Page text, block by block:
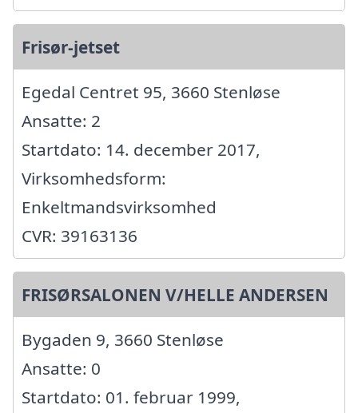
Frisør-jetset
Egedal Centret 95, 3660 Stenløse
Ansatte: 2
Startdato: 14. december 2017,
Virksomhedsform:
Enkeltmandsvirksomhed
CVR: 39163136
FRISØRSALONEN V/HELLE ANDERSEN
Bygaden 9, 3660 Stenløse
Ansatte: 0
Startdato: 01. februar 1999,